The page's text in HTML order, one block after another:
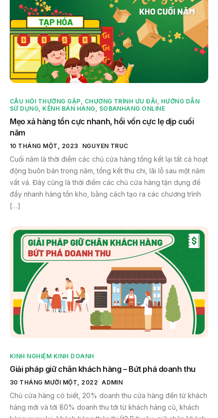
CÂU HỎI THƯỜNG GẶP, CHƯƠNG TRÌNH ƯU ĐÃI, HƯỚNG DẪN
SỬ DỤNG, KÊNH BÁN HÀNG, SOBANHANG ONLINE
Mẹo xả hàng tồn cực nhanh, hồi vốn cực lẹ dịp cuối
năm
10 THÁNG MỘT, 2023 NGUYEN TRUC
Cuối năm là thời điểm các chủ cửa hàng tổng kết lại tất cả hoạt
động buôn bán trong năm, tổng kết thu chi, lãi lỗ sau một năm
vất vả. Đây cũng là thời điểm các chủ cửa hàng tận dụng để
đẩy nhanh hàng tồn kho, bằng cách tạo ra các chương trình
[…]
KINH NGHIỆM KINH DOANH
Giải pháp giữ chân khách hàng – Bứt phá doanh thu
30 THÁNG MƯỜI MỘT, 2022 ADMIN
Chủ cửa hàng có biết, 20% doanh thu cửa hàng đến từ khách
hàng mới và tới 80% doanh thu tới từ khách hàng cũ, khách